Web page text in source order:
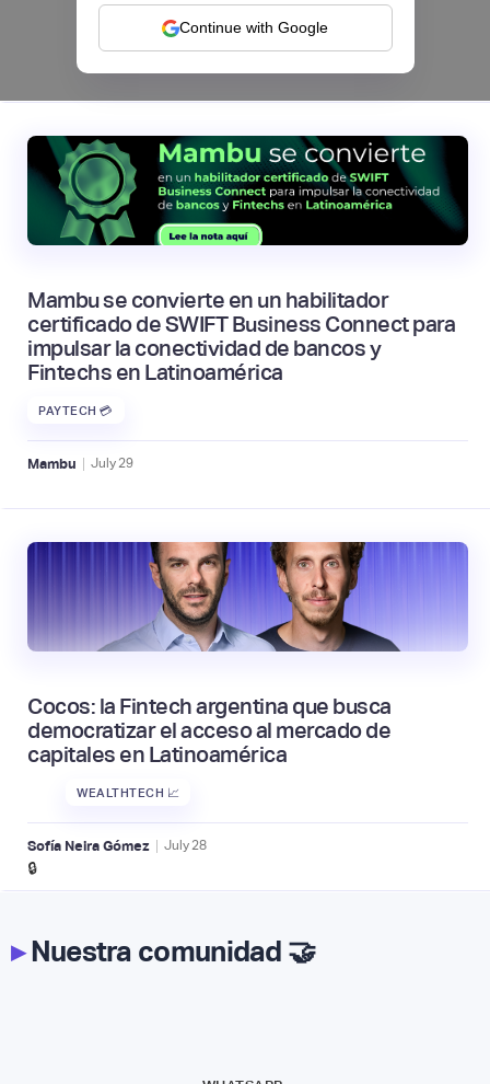
Continue with Google
Mambu se convierte en un habilitador
certificado de SWIFT Business Connect para
impulsar la conectividad de bancos y
Fintechs en Latinoamérica
PAYTECH 💳
Mambu | July29
Cocos: la Fintech argentina que busca
democratizar el acceso al mercado de
capitales en Latinoamérica
WEALTHTECH 📈
Sofía Neira Gómez | July28
🔒
▸Nuestra comunidad 🤝